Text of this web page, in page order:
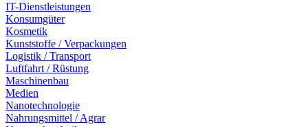
IT-Dienstleistungen
Konsumgüter
Kosmetik
Kunststoffe / Verpackungen
Logistik / Transport
Luftfahrt / Rüstung
Maschinenbau
Medien
Nanotechnologie
Nahrungsmittel / Agrar